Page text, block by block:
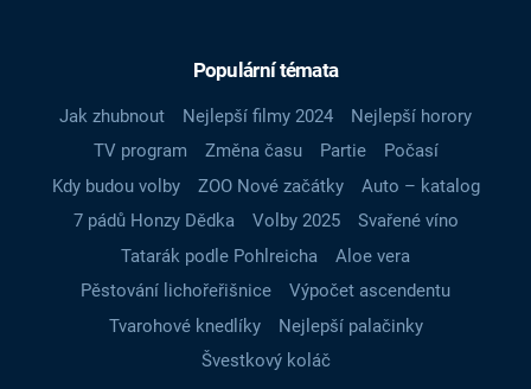
Populární témata
Jak zhubnout Nejlepší filmy 2024
Nejlepší horory
TV program
Změna času Partie
Počasí
Kdy budou volby
ZOO Nové začátky
Auto – katalog
7 pádů Honzy Dědka
Volby 2025
Svařené víno
Tatarák podle Pohlreicha
Aloe vera
Pěstování lichořeřišnice
Výpočet ascendentu
Tvarohové knedlíky
Nejlepší palačinky
Švestkový koláč